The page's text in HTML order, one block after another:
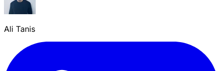
Ali Tanis